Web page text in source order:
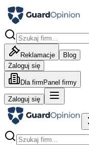
Reklamacje
Blog
Zaloguj się
Dla firm Panel firmy
Zaloguj się